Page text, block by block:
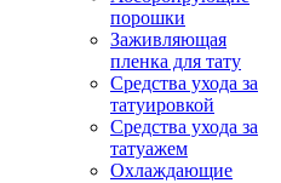
порошки
Заживляющая
пленка для тату
Средства ухода за
татуировкой
Средства ухода за
татуажем
Охлаждающие